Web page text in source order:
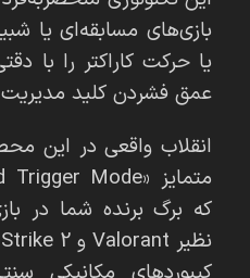
بازی‌های مسابقه‌ای یا
یا حرکت کاراکتر را با
عمق فشردن کلید مدیریت
انقلاب واقعی در این
که برگ برنده شما در